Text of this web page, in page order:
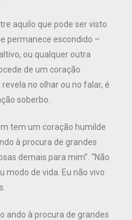
aquilo que pode ser visto
permanece escondido –
ou qualquer outra
de um coração
no olhar ou no falar, é
soberbo.
tem um coração humilde
à procura de grandes
demais para mim”. “Não
modo de vida. Eu não vivo
ando à procura de grandes